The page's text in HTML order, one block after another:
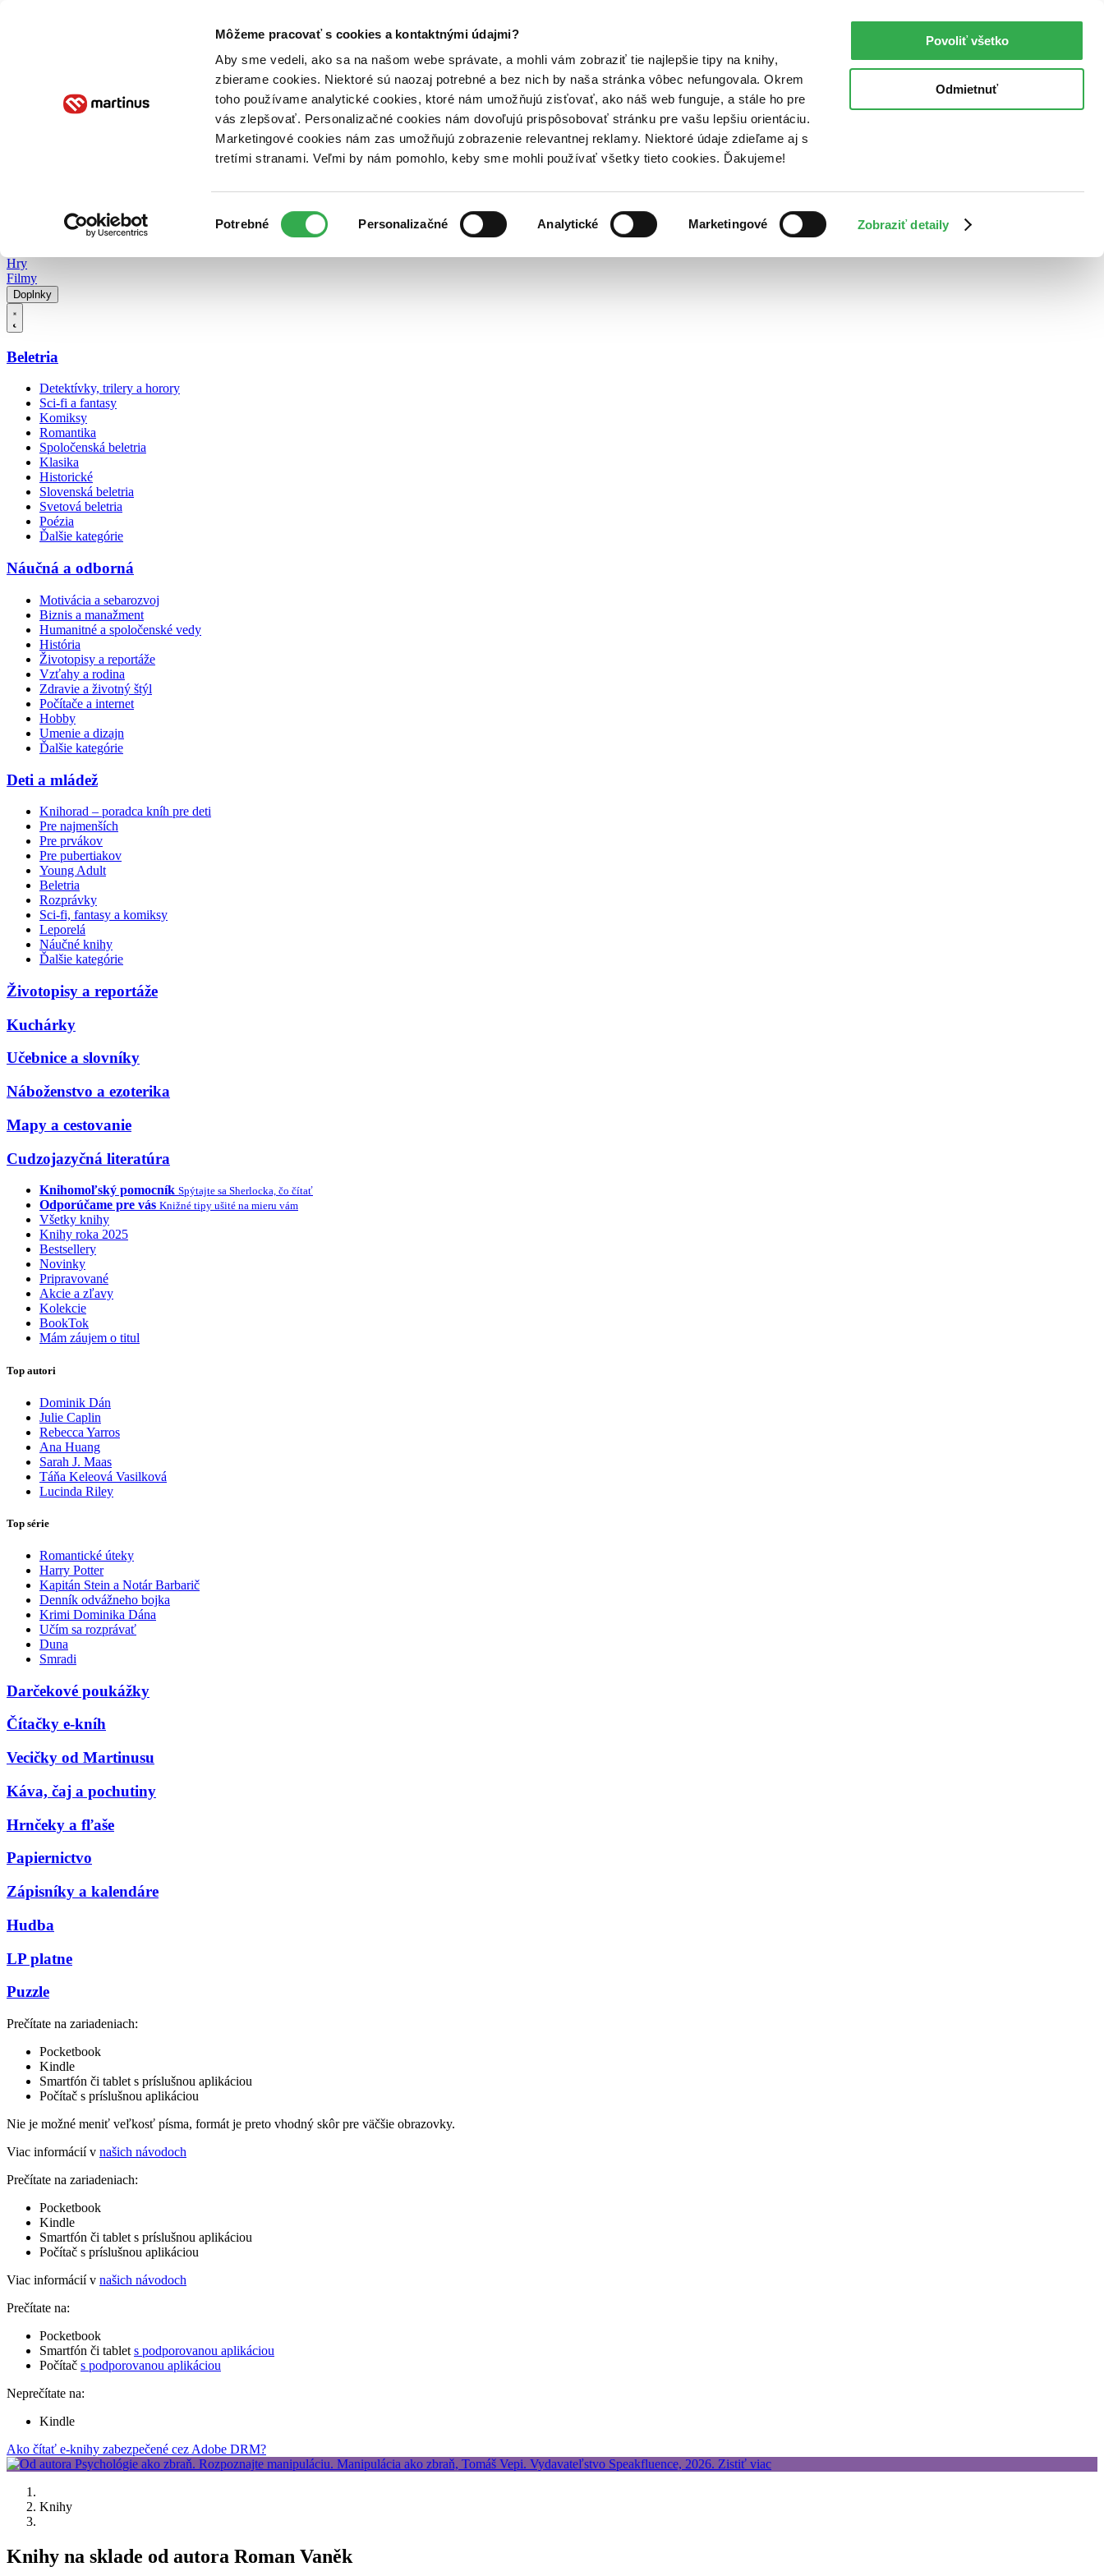
Môžeme pracovať s cookies a kontaktnými údajmi?
Aby sme vedeli, ako sa na našom webe správate, a mohli vám zobraziť tie najlepšie tipy na knihy,
zbierame cookies. Niektoré sú naozaj potrebné a bez nich by naša stránka vôbec nefungovala. Okrem
toho používame analytické cookies, ktoré nám umožňujú zisťovať, ako náš web funguje, a stále ho pre
vás zlepšovať. Personalizačné cookies nám dovoľujú prispôsobovať stránku pre vašu lepšiu orientáciu.
Marketingové cookies nám zas umožňujú zobrazenie relevantnej reklamy. Niektoré údaje zdieľame aj s
tretími stranami. Veľmi by nám pomohlo, keby sme mohli používať všetky tieto cookies. Ďakujeme!
súhlasu
Potrebné Personalizačné Analytické Marketingové Zobraziť detaily
Povoliť všetko
Odmietnuť
Poukážky Kontakt
Hry
Filmy
Doplnky
Beletria
Detektívky, trilery a horory
Sci-fi a fantasy
Komiksy
Romantika
Spoločenská beletria
Klasika
Historické
Slovenská beletria
Svetová beletria
Poézia
Ďalšie kategórie
Náučná a odborná
Motivácia a sebarozvoj
Biznis a manažment
Humanitné a spoločenské vedy
História
Životopisy a reportáže
Vzťahy a rodina
Zdravie a životný štýl
Počítače a internet
Hobby
Umenie a dizajn
Ďalšie kategórie
Deti a mládež
Knihorad – poradca kníh pre deti
Pre najmenších
Pre prvákov
Pre pubertiakov
Young Adult
Beletria
Rozprávky
Sci-fi, fantasy a komiksy
Leporelá
Náučné knihy
Ďalšie kategórie
Životopisy a reportáže
Kuchárky
Učebnice a slovníky
Náboženstvo a ezoterika
Mapy a cestovanie
Cudzojazyčná literatúra
Knihomoľský pomocník Spýtajte sa Sherlocka, čo čítať
Odporúčame pre vás Knižné tipy ušité na mieru vám
Všetky knihy
Knihy roka 2025
Bestsellery
Novinky
Pripravované
Akcie a zľavy
Kolekcie
BookTok
Mám záujem o titul
Top autori
Dominik Dán
Julie Caplin
Rebecca Yarros
Ana Huang
Sarah J. Maas
Táňa Keleová Vasilková
Lucinda Riley
Top série
Romantické úteky
Harry Potter
Kapitán Stein a Notár Barbarič
Denník odvážneho bojka
Krimi Dominika Dána
Učím sa rozprávať
Duna
Smradi
Darčekové poukážky
Čítačky e-kníh
Vecičky od Martinusu
Káva, čaj a pochutiny
Hrnčeky a fľaše
Papiernictvo
Zápisníky a kalendáre
Hudba
LP platne
Puzzle
Prečítate na zariadeniach:
Pocketbook
Kindle
Smartfón či tablet s príslušnou aplikáciou
Počítač s príslušnou aplikáciou
Nie je možné meniť veľkosť písma, formát je preto vhodný skôr pre väčšie obrazovky.
Viac informácií v našich návodoch
Prečítate na zariadeniach:
Pocketbook
Kindle
Smartfón či tablet s príslušnou aplikáciou
Počítač s príslušnou aplikáciou
Viac informácií v našich návodoch
Prečítate na:
Pocketbook
Smartfón či tablet s podporovanou aplikáciou
Počítač s podporovanou aplikáciou
Neprečítate na:
Kindle
Ako čítať e-knihy zabezpečené cez Adobe DRM?
Knihy
Knihy na sklade od autora Roman Vaněk